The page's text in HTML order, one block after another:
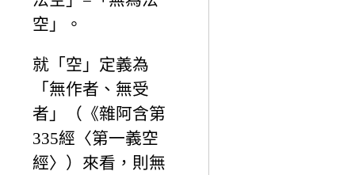
空」。
就「空」定義為
「無作者、無受
者」（《雜阿含第
335經〈第一義空
經〉）來看，則無